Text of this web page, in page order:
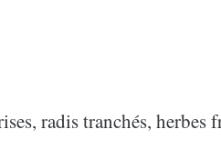
radis tranchés, herbes